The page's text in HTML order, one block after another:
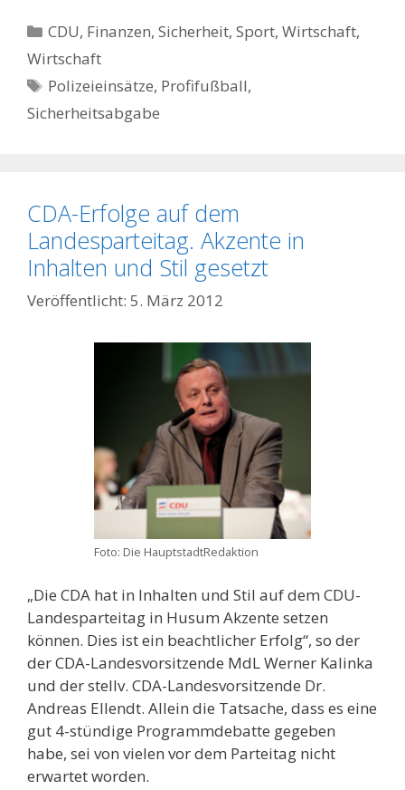
Kategorien
CDU, Finanzen,Sicherheit,Sport,Wirtschaft,
Wirtschaft
Schlagwörter
Polizeieinsätze, Profifußball,
Sicherheitsabgabe
CDA-Erfolge auf dem
Landesparteitag. Akzente in
Inhalten und Stil gesetzt
5. März 2012
Foto: Die HauptstadtRedaktion
„Die CDA hat in Inhalten und Stil auf dem CDU-
Landesparteitag in Husum Akzente setzen
können. Dies ist ein beachtlicher Erfolg“, so der
der CDA-Landesvorsitzende MdL Werner Kalinka
und der stellv. CDA-Landesvorsitzende Dr.
Andreas Ellendt. Allein die Tatsache, dass es eine
gut 4-stündige Programmdebatte gegeben
habe, sei von vielen vor dem Parteitag nicht
erwartet worden.